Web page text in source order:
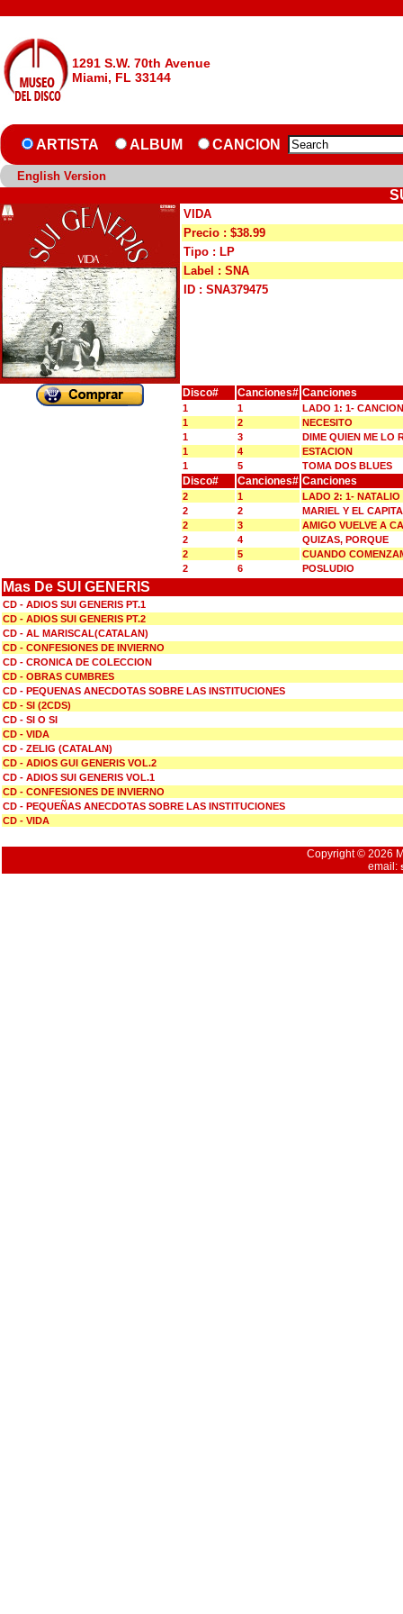
1291 S.W. 70th Avenue
Miami, FL 33144
ARTISTA ALBUM CANCION
English Version
VIDA
Precio : $38.99
Tipo : LP
Label : SNA
ID : SNA379475
Disco# Canciones# Canciones
1 1
LADO 1: 1-
1
2
NECESITO
1
3
DIME QUIEN ME LO
1
4
ESTACION
1
5 TOMA DOS BLUES
Disco# Canciones# Canciones
2 1
LADO 2: 1- NATALIO
2
2
MARIEL Y EL
2
3
AMIGO VUELVE A
2
4
QUIZAS, PORQUE
2
5
CUANDO
2
6 POSLUDIO
Mas De SUI GENERIS
CD - ADIOS SUI GENERIS PT.1
CD - ADIOS SUI GENERIS PT.2
CD - AL MARISCAL(CATALAN)
CD - CONFESIONES DE INVIERNO
CD - CRONICA DE COLECCION
CD - OBRAS CUMBRES
CD - PEQUENAS ANECDOTAS SOBRE LAS INSTITUCIONES
CD - SI (2CDS)
CD - SI O SI
CD - VIDA
CD - ZELIG (CATALAN)
CD - ADIOS GUI GENERIS VOL.2
CD - ADIOS SUI GENERIS VOL.1
CD - CONFESIONES DE INVIERNO
CD - PEQUEÑAS ANECDOTAS SOBRE LAS INSTITUCIONES
CD - VIDA
Copyright © 2026
email: